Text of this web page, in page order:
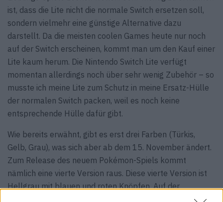
ist, dass die Lite nicht die normale Switch ersetzen soll,
sondern vielmehr eine günstige Alternative dazu
darstellt. Da die meisten coolen Games heute nur noch
auf der Switch erscheinen, kommt man um den Kauf einer
Lite kaum herum. Die Nintendo Switch Lite verfügt
momentan allerdings noch über sehr wenig Zubehör – so
musste ich meine Lite zum Schutz in meine Ersatz-Hülle
der normalen Switch packen, weil es noch keine
entsprechende Hülle dafür gibt.
Wie bereits erwähnt, gibt es erst drei Farben (Türkis,
Gelb, Grau), was sich aber ab dem 15. November ändert.
Zum Release des neuem Pokémon-Spiels kommt
nämlich eine vierte Version raus. Diese vierte Version ist
Hellgrau mit blauen und roten Knöpfen. Auf der
Rückseite befindet sich dann noch ein Aufdruck der zwei